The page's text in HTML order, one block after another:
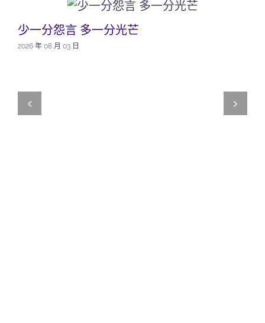
少一分怨言 多一分光芒
2026 年 08 月 03 日